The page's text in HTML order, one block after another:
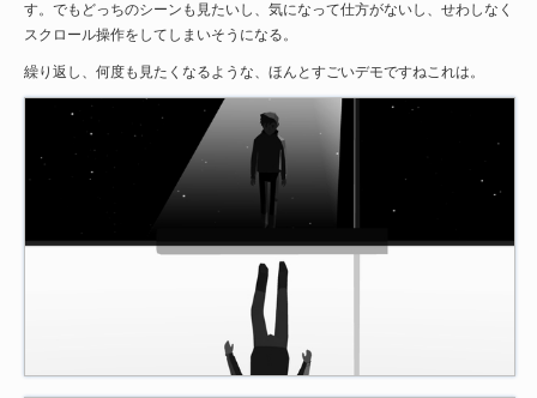
す。でもどっちのシーンも見たいし、気になって仕方がないし、せわしなく
スクロール操作をしてしまいそうになる。
繰り返し、何度も見たくなるような、ほんとすごいデモですねこれは。